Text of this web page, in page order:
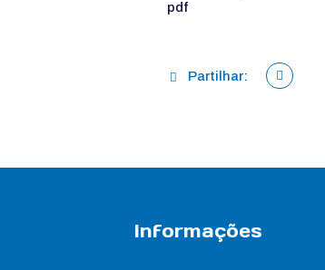
Partilhar:
Informações